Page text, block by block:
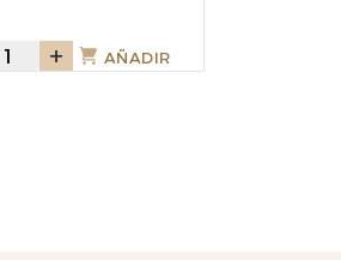
+ AÑADIR